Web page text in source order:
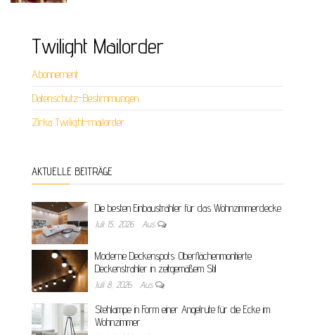
Twilight Mailorder
Abonnement
Datenschutz-Bestimmungen
Zirka Twilight-mailorder
AKTUELLE BEITRÄGE
Die besten Einbaustrahler für das Wohnzimmerdecke
Juli 15, 2026 Aus
Moderne Deckenspots: Oberflächenmontierte
Deckenstrahler in zeitgemäßem Stil
Juli 8, 2026 Aus
Stehlampe in Form einer Angelrute für die Ecke im
Wohnzimmer